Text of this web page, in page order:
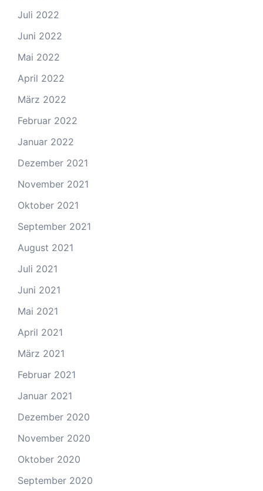
Juli 2022
Juni 2022
Mai 2022
April 2022
März 2022
Februar 2022
Januar 2022
Dezember 2021
November 2021
Oktober 2021
September 2021
August 2021
Juli 2021
Juni 2021
Mai 2021
April 2021
März 2021
Februar 2021
Januar 2021
Dezember 2020
November 2020
Oktober 2020
September 2020